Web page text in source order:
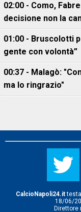
02:00 - Como,
decisione non la
01:00 - Bruscolotti
gente con volontà”
00:37 - Malagò:
ma lo ringrazio"
CalcioNapoli24.it
18/06/
Direttore